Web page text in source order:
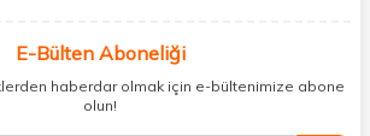
edici gıda ürünlerini sizlerle
mağaza dolaşmanıza gerek yok;
tek bir çatı altında topluyor ve kapınıza kadar
E-Bülten Aboneliği
haberdar olmak için e-bültenimize abone
olun!